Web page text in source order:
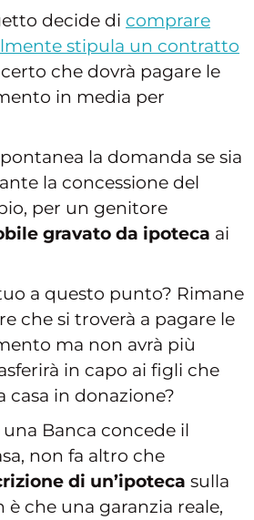
decide di comprare
stipula un contratto
certo che dovrà pagare le
in media per
la domanda se sia
la concessione del
per un genitore
gravato da ipoteca ai
a questo punto? Rimane
che si troverà a pagare le
ma non avrà più
in capo ai figli che
casa in donazione?
Banca concede il
non fa altro che
di un’ipoteca sulla
è che una garanzia reale,